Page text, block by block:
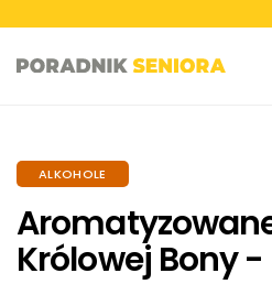
ALKOHOLE
Królowej Bony